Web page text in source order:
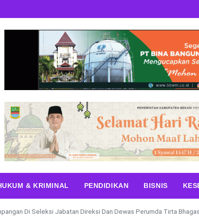
& KRIMINAL PENDIDIKAN BISNIS
Di Seleksi Jabatan Direksi Dan Dewas Perumda Tirta